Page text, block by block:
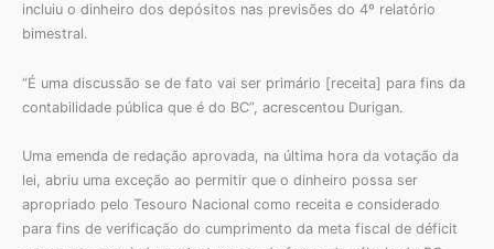
incluiu o dinheiro dos depósitos nas previsões do 4º relatório
bimestral.
“É uma discussão se de fato vai ser primário [receita] para fins da
contabilidade pública que é do BC”, acrescentou Durigan.
Uma emenda de redação aprovada, na última hora da votação da
lei, abriu uma exceção ao permitir que o dinheiro possa ser
apropriado pelo Tesouro Nacional como receita e considerado
para fins de verificação do cumprimento da meta fiscal de déficit